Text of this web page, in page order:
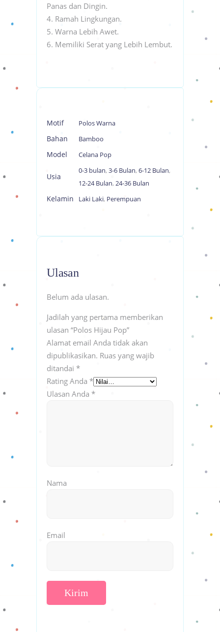
Panas dan Dingin.
Ramah Lingkungan.
Warna Lebih Awet.
Memiliki Serat yang Lebih Lembut.
Motif Polos Warna
Bahan Bamboo
Model Celana Pop
Usia
0-3 bulan, 3-6 Bulan, 6-12 Bulan,
12-24 Bulan, 24-36 Bulan
Kelamin Laki Laki, Perempuan
Ulasan
Belum ada ulasan.
Jadilah yang pertama memberikan
ulasan “Polos Hijau Pop”
Alamat email Anda tidak akan
dipublikasikan. Ruas yang wajib
ditandai *
Rating Anda *
Ulasan Anda *
Nama
Email